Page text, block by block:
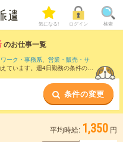
気になる! ログイン 検索
のお仕事一覧
ーク・事務系、 営業・販売・サ
ています。週4日勤務の条件の他
条件の変更
平均時給: 1,350 円